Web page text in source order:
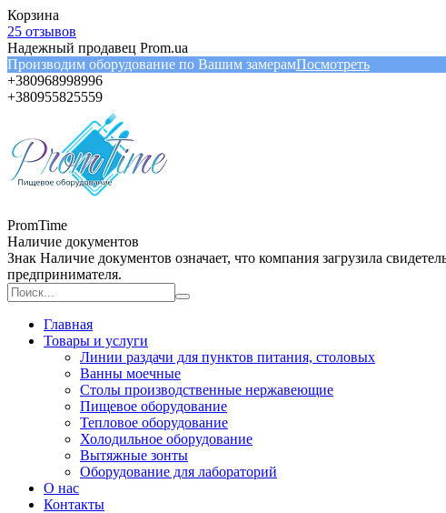
Корзина
25 отзывов
Надежный продавец Prom.ua
Производим оборудование по Вашим замерамПосмотреть
+380968998996
+380955825559
PromTime
Наличие документов
Знак Наличие документов означает, что компания загрузила
предпринимателя.
Главная
Товары и услуги
Линии раздачи для пунктов питания, столовых
Ванны моечные
Столы производственные нержавеющие
Пищевое оборудование
Тепловое оборудование
Холодильное оборудование
Вытяжные зонты
Оборудование для лабораторий
О нас
Контакты